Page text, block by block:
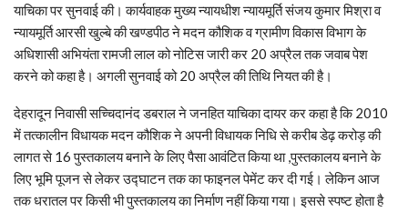
याचिका पर सुनवाई की। कार्यवाहक मुख्य न्यायधीश न्यायमूर्ति संजय कुमार मिश्रा व
न्यायमूर्ति आरसी खुल्बे की खण्डपीठ ने मदन कौशिक व ग्रामीण विकास विभाग के
अधिशासी अभियंता रामजी लाल को नोटिस जारी कर 20 अप्रैल तक जवाब पेश
करने को कहा है। अगली सुनवाई को 20 अप्रैल की तिथि नियत की है।
देहरादून निवासी सच्चिदानंद डबराल ने जनहित याचिका दायर कर कहा है कि 2010
में तत्कालीन विधायक मदन कौशिक ने अपनी विधायक निधि से करीब डेढ़ करोड़ की
लागत से 16 पुस्तकालय बनाने के लिए पैसा आवंटित किया था ,पुस्तकालय बनाने के
लिए भूमि पूजन से लेकर उद्घाटन तक का फाइनल पेमेंट कर दी गई। लेकिन आज
तक धरातल पर किसी भी पुस्तकालय का निर्माण नहीं किया गया। इससे स्पष्ट होता है